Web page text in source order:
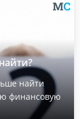
найти
финансовую